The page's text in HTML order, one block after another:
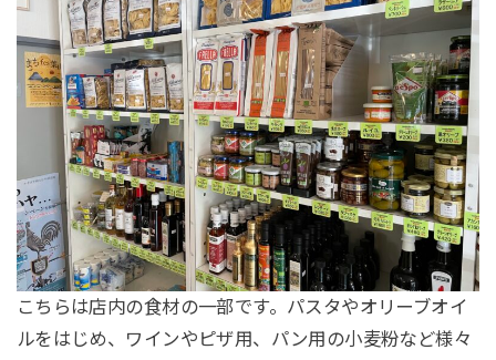
こちらは店内の食材の一部です。パスタやオリーブオイ
ルをはじめ、ワインやピザ用、パン用の小麦粉など様々